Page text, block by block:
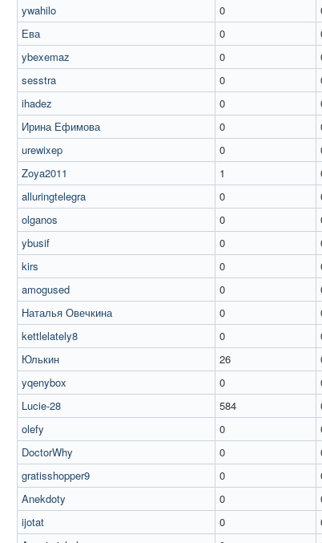
ywahilo
0
Ева
0
ybexemaz
0
sesstra
0
ihadez
0
Ирина Ефимова
0
urewixep
0
Zoya2011
1
alluringtelegra
0
olganos
0
ybusif
0
kirs
0
amogused
0
Наталья Овечкина
0
kettlelately8
0
Юлькин
26
yqenybox
0
Lucie-28
584
olefy
0
DoctorWhy
0
gratisshopper9
0
Anekdoty
0
ijotat
0